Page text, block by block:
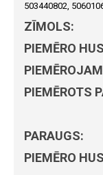
503440802,
ZĪMOLS:
PIEMĒRO
PIEMĒROTS
PARAUGS:
PIEMĒRO